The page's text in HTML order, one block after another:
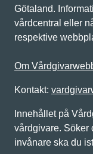
Götaland.
vårdcentral eller
respektive
Om
Kontakt:
Innehållet på
vårdgivare. Söker
invånare ska du